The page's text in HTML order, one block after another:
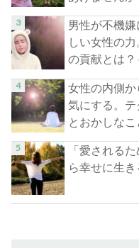
男性が不機
しい女性の
の貢献とは？
女性の内側
気にする。
とおかしな
「愛される
ら幸せに生